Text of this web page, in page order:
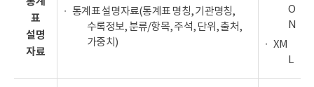
표
설명
자료
통계표 설명자료(통계표 명칭, 기관명칭,
수록정보, 분류/항목, 주석, 단위, 출처,
가중치)
O
N
XM
L